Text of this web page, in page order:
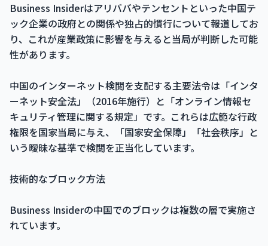
Business Insiderはアリババやテンセントといった中国テ
ック企業の政府との関係や独占的慣行について報道してお
り、これが産業政策に影響を与えると当局が判断した可能
性があります。
中国のインターネット検閲を支配する主要法令は「インタ
ーネット安全法」（2016年施行）と「オンライン情報セ
キュリティ管理に関する規定」です。これらは広範な行政
権限を国家当局に与え、「国家安全保障」「社会秩序」と
いう曖昧な基準で検閲を正当化しています。
技術的なブロック方法
Business Insiderの中国でのブロックは複数の層で実施さ
れています。